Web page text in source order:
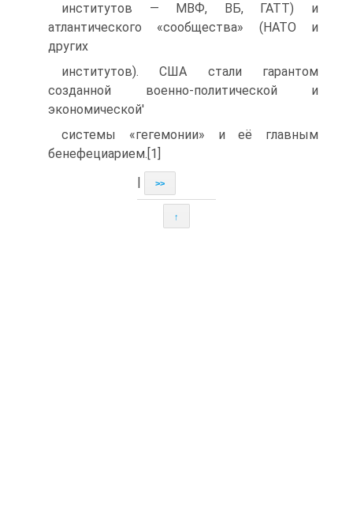
институтов — МВФ, ВБ, ГАТТ) и
атлантического «сообщества» (НАТО и
других
институтов). США стали гарантом
созданной военно-политической и
экономической'
системы «гегемонии» и её главным
бенефециарием.[1]
>>
↑